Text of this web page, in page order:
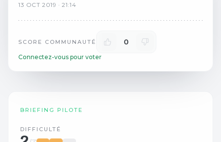
13 OCT 2019 ·21:14
SCORE COMMUNAUTÉ 0
Connectez-vous pour voter
BRIEFING PILOTE
DIFFICULTÉ